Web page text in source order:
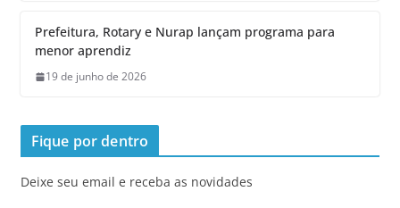
Prefeitura, Rotary e Nurap lançam programa para
menor aprendiz
19 de junho de 2026
Fique por dentro
Deixe seu email e receba as novidades